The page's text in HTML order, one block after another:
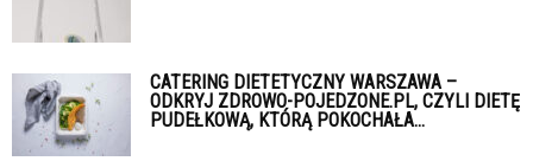
CATERING DIETETYCZNY WARSZAWA –
ODKRYJ ZDROWO-POJEDZONE.PL, CZYLI DIETĘ
PUDEŁKOWĄ, KTÓRĄ POKOCHAŁA...